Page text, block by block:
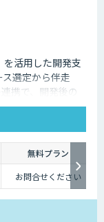
活用した開発支
選定から伴走
携で、開発後の
無料プラン
お問合せください